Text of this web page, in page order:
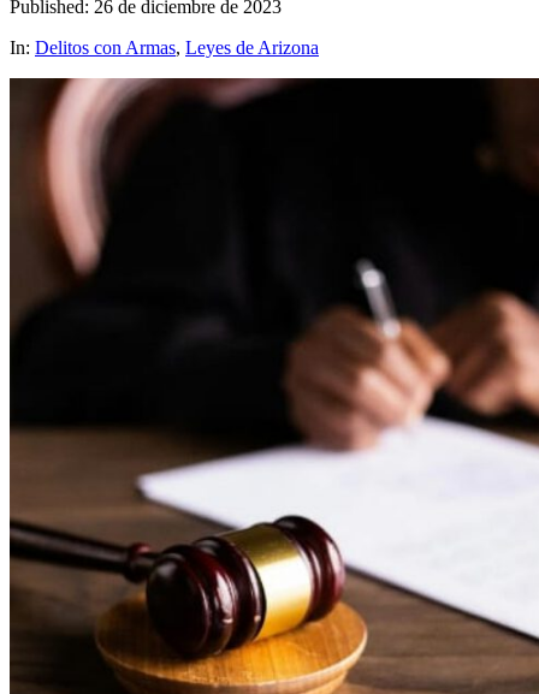
Published: 26 de diciembre de 2023
In: Delitos con Armas, Leyes de Arizona